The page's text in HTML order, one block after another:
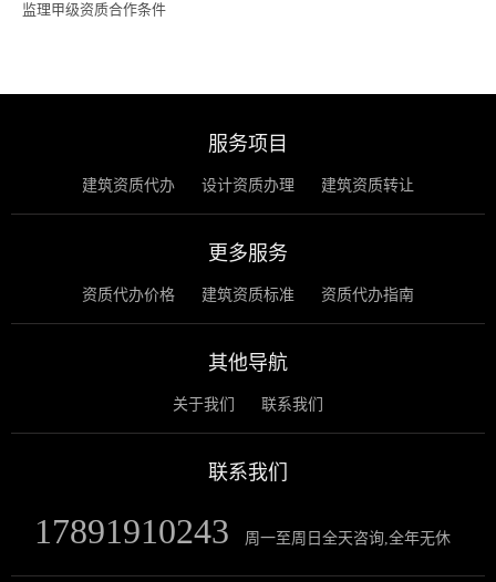
监理甲级资质合作条件
服务项目
建筑资质代办 设计资质办理 建筑资质转让
更多服务
资质代办价格 建筑资质标准 资质代办指南
其他导航
关于我们 联系我们
联系我们
17891910243 周一至周日全天咨询,全年无休